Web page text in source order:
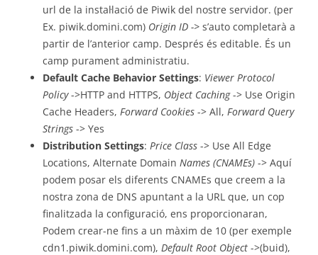
url de la instal·lació de Piwik del nostre servidor. (per
Ex. piwik.domini.com) Origin ID -> s’auto completarà a
partir de l’anterior camp. Després és editable. És un
camp purament administratiu.
Default Cache Behavior Settings: Viewer Protocol
Policy->HTTP and HTTPS, Object Caching-> Use Origin
Cache Headers, Forward Cookies -> All, Forward Query
Strings -> Yes
Distribution Settings: Price Class -> Use All Edge
Locations, Alternate Domain Names (CNAMEs) -> Aquí
podem posar els diferents CNAMEs que creem a la
nostra zona de DNS apuntant a la URL que, un cop
finalitzada la configuració, ens proporcionaran,
Podem crear-ne fins a un màxim de 10 (per exemple
cdn1.piwik.domini.com), Default Root Object ->(buid),